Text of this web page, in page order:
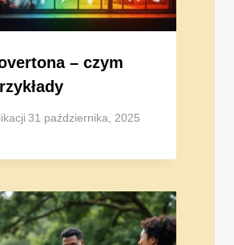
– czym
31 października, 2025